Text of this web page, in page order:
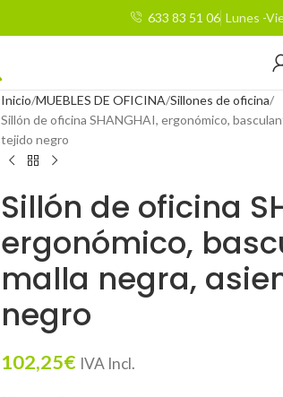
633 83 51 06 Lunes -
Inicio MUEBLES DE OFICINA Sillones de oficina
Sillón de oficina SHANGHAI, ergonómico,
tejido negro
Sillón de oficina
ergonómico,
malla negra,
negro
102,25€ IVA Incl.